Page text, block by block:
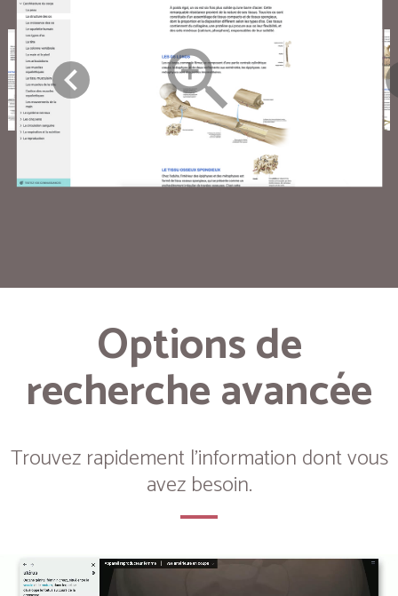
Options de
recherche avancée
Trouvez rapidement l'information dont vous
avez besoin.